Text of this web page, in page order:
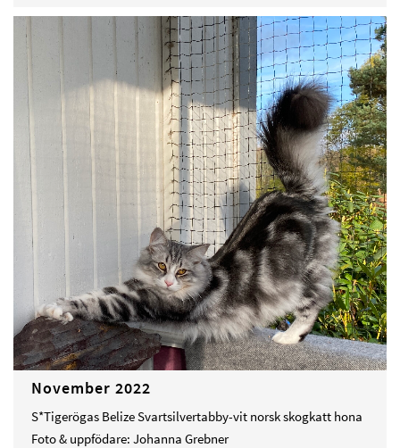
November 2022
S*Tigerögas Belize Svartsilvertabby-vit norsk skogkatt hona
Foto & uppfödare: Johanna Grebner